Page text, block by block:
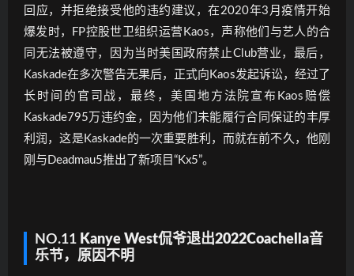
回应，并拒绝接受他的违约建议，在2020年3月疫情开始
爆发时，FP控股世卫组织运营Kaos，声称他们与艺人的合
同无法被遵守，因为当时美国政府禁止Club营业，最后，
Kaskade在多次警告无果后，正式向Kaos发起诉讼，经过了
长时间的官司战，最终，美国地方法院宣布Kaos赔偿
Kaskade795万违约金，因为他们未能履行合同保证的丰厚
利润，这是Kaskade的一次重要胜利，而就在前不久，他刚
刚与Deadmau5推出了新项目“Kx5”。
NO.11 Kanye West侃爷退出2022Coachella音
乐节，原因不明